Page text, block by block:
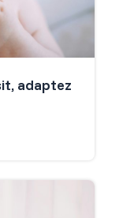
adaptez